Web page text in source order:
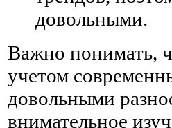
довольными.
Важно понимать,
учетом
довольными
внимательное